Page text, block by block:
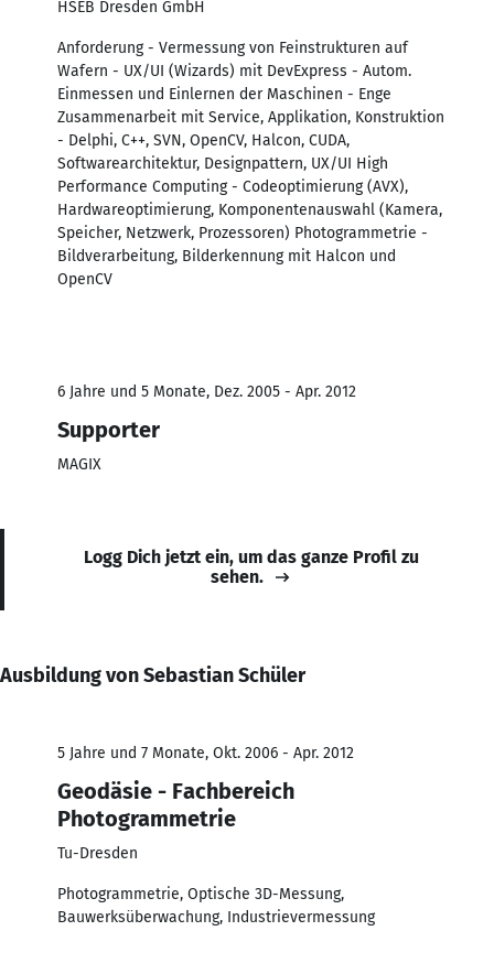
HSEB Dresden GmbH
Anforderung - Vermessung von Feinstrukturen auf
Wafern - UX/UI (Wizards) mit DevExpress - Autom.
Einmessen und Einlernen der Maschinen - Enge
Zusammenarbeit mit Service, Applikation, Konstruktion
- Delphi, C++, SVN, OpenCV, Halcon, CUDA,
Softwarearchitektur, Designpattern, UX/UI High
Performance Computing - Codeoptimierung (AVX),
Hardwareoptimierung, Komponentenauswahl (Kamera,
Speicher, Netzwerk, Prozessoren) Photogrammetrie -
Bildverarbeitung, Bilderkennung mit Halcon und
OpenCV
6 Jahre und 5 Monate, Dez. 2005 - Apr. 2012
Supporter
MAGIX
Logg Dich jetzt ein, um das ganze Profil zu
sehen.
Ausbildung von Sebastian Schüler
5 Jahre und 7 Monate, Okt. 2006 - Apr. 2012
Geodäsie - Fachbereich
Photogrammetrie
Tu-Dresden
Photogrammetrie, Optische 3D-Messung,
Bauwerksüberwachung, Industrievermessung